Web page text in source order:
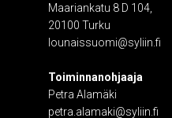
Maariankatu 8 D 104,
20100 Turku
lounaissuomi@syliin.fi
Toiminnanohjaaja
Petra Alamäki
petra.alamaki@syliin.fi